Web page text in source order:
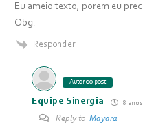
Eu ameio texto, porem eu
Obg.
Responder
Autor do post
Equipe Sinergia 8
Reply to Mayara